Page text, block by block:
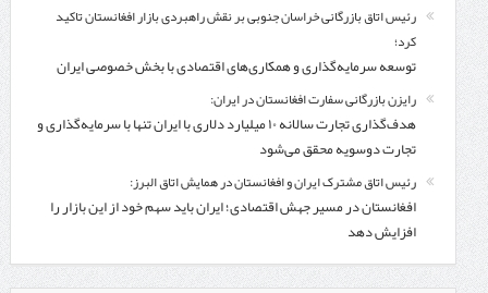
رئیس اتاق بازرگانی خراسان جنوبی بر نقش راهبردی بازار افغانستان تاکید
کرد؛
توسعه سرمایه‌گذاری و همکاری‌های اقتصادی با بخش خصوصی ایران
رایزن بازرگانی سفارت افغانستان در ایران:
هدف‌گذاری تجارت سالانه ۱۰ میلیارد دلاری با ایران تنها با سرمایه‌گذاری و
تجارت دوسویه محقق می‌شود
رئیس اتاق مشترک ایران و افغانستان در همایش اتاق البرز:
افغانستان در مسیر جهش اقتصادی؛ ایران باید سهم خود از این بازار را
افزایش دهد